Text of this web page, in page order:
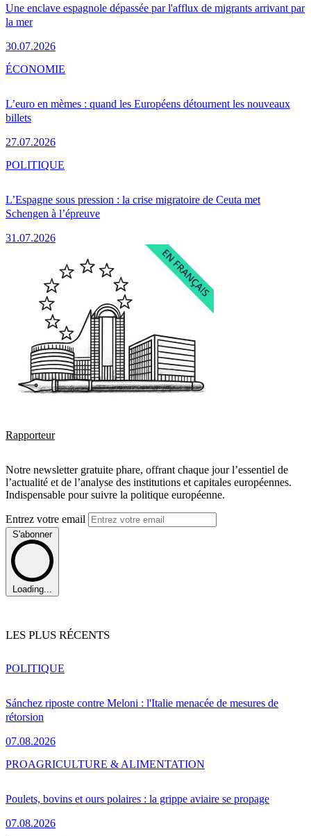
Une enclave espagnole dépassée par l'afflux de migrants arrivant par
la mer
30.07.2026
L’euro en mèmes : quand les Européens détournent les nouveaux
billets
27.07.2026
ÉCONOMIE
L’Espagne sous pression : la crise migratoire de Ceuta met
Schengen à l’épreuve
31.07.2026
POLITIQUE
Rapporteur
Notre newsletter gratuite phare, offrant chaque jour l’essentiel de
l’actualité et de l’analyse des institutions et capitales européennes.
Indispensable pour suivre la politique européenne.
Entrez votre email
S'abonner
Loading...
LES PLUS RÉCENTS
Sánchez riposte contre Meloni : l'Italie menacée de mesures de
rétorsion
07.08.2026
POLITIQUE
Poulets, bovins et ours polaires : la grippe aviaire se propage
07.08.2026
PROAGRICULTURE & ALIMENTATION